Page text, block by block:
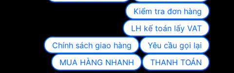
Kiểm tra đơn hàng
LH kế toán lấy VAT
Chính sách giao hàng
Yêu cầu gọi lại
MUA HÀNG NHANH
THANH TOÁN